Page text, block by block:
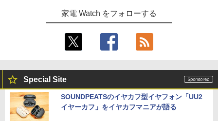
家電 Watch をフォローする
Special Site
SOUNDPEATSのイヤカフ型イヤフォン「UU2
イヤーカフ」をイヤカフマニアが語る